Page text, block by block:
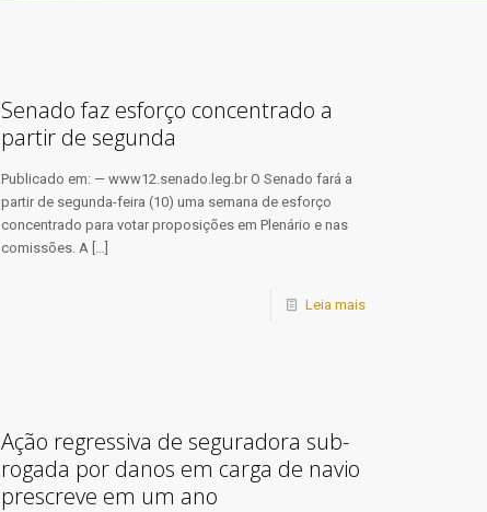
Senado faz esforço concentrado a
partir de segunda
Publicado em: — www12.senado.leg.br O Senado fará a
partir de segunda-feira (10) uma semana de esforço
concentrado para votar proposições em Plenário e nas
comissões. A[…]
Leia mais
Ação regressiva de seguradora sub-
rogada por danos em carga de navio
prescreve em um ano